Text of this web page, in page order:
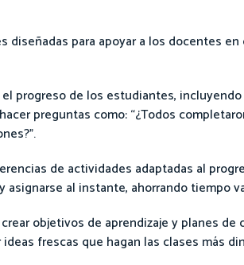
para apoyar a los docentes
progreso de los estudiantes,
preguntas como: “¿Todos
de actividades adaptadas al
al instante, ahorrando tiempo
objetivos de aprendizaje y planes de
frescas que hagan las clases más